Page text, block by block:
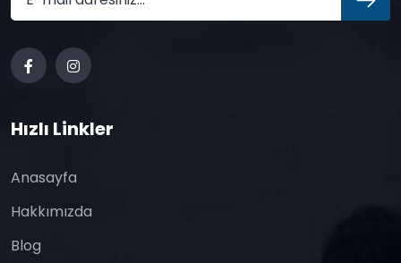
Hızlı Linkler
Anasayfa
Hakkımızda
Blog